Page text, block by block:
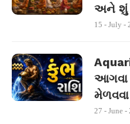
અને શું
15 - July -
આગવા
27 - June -